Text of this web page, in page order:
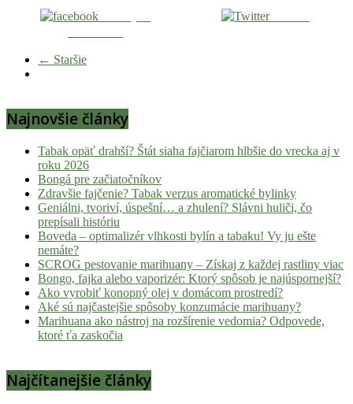
Tweetni
← Staršie
Najnovšie články
Tabak opäť drahší? Štát siaha fajčiarom hlbšie do vrecka aj v
roku 2026
Bongá pre začiatočníkov
Zdravšie fajčenie? Tabak verzus aromatické bylinky
Geniálni, tvoriví, úspešní… a zhulení? Slávni huliči, čo
prepísali históriu
Boveda – optimalizér vlhkosti bylín a tabaku! Vy ju ešte
nemáte?
SCROG pestovanie marihuany – Získaj z každej rastliny viac
Bongo, fajka alebo vaporizér: Ktorý spôsob je najúspornejší?
Ako vyrobiť konopný olej v domácom prostredí?
Aké sú najčastejšie spôsoby konzumácie marihuany?
Marihuana ako nástroj na rozšírenie vedomia? Odpovede,
ktoré ťa zaskočia
Najčítanejšie články